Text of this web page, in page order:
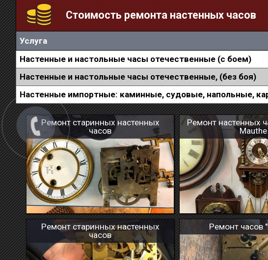
Стоимость ремонта настенных часов
Услуга
Настенные и настольные часы отечественные (с боем)
Настенные и настольные часы отечественные, (без боя)
Настенные импортные: каминные, судовые, напольные,
Ремонт старинных настенных
часов
Ремонт настенных
Mauthe
Ремонт старинных настенных
часов
Ремонт часов